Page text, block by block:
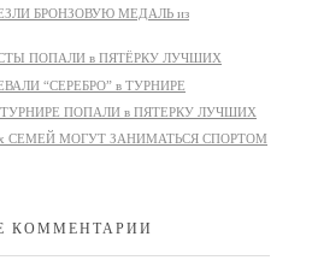
БРОНЗОВУЮ МЕДАЛЬ из
ПОПАЛИ в ПЯТЁРКУ ЛУЧШИХ
“СЕРЕБРО” в ТУРНИРЕ
ТУРНИРЕ ПОПАЛИ в ПЯТЕРКУ ЛУЧШИХ
СЕМЕЙ МОГУТ ЗАНИМАТЬСЯ СПОРТОМ
КОММЕНТАРИИ